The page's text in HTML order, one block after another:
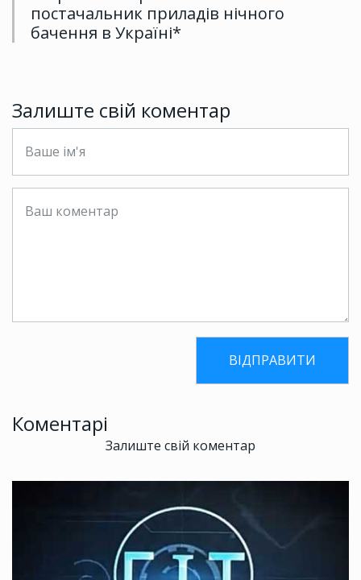
постачальник приладів нічного
бачення в Україні*
Залиште свій коментар
Коментарі
Залиште свій коментар